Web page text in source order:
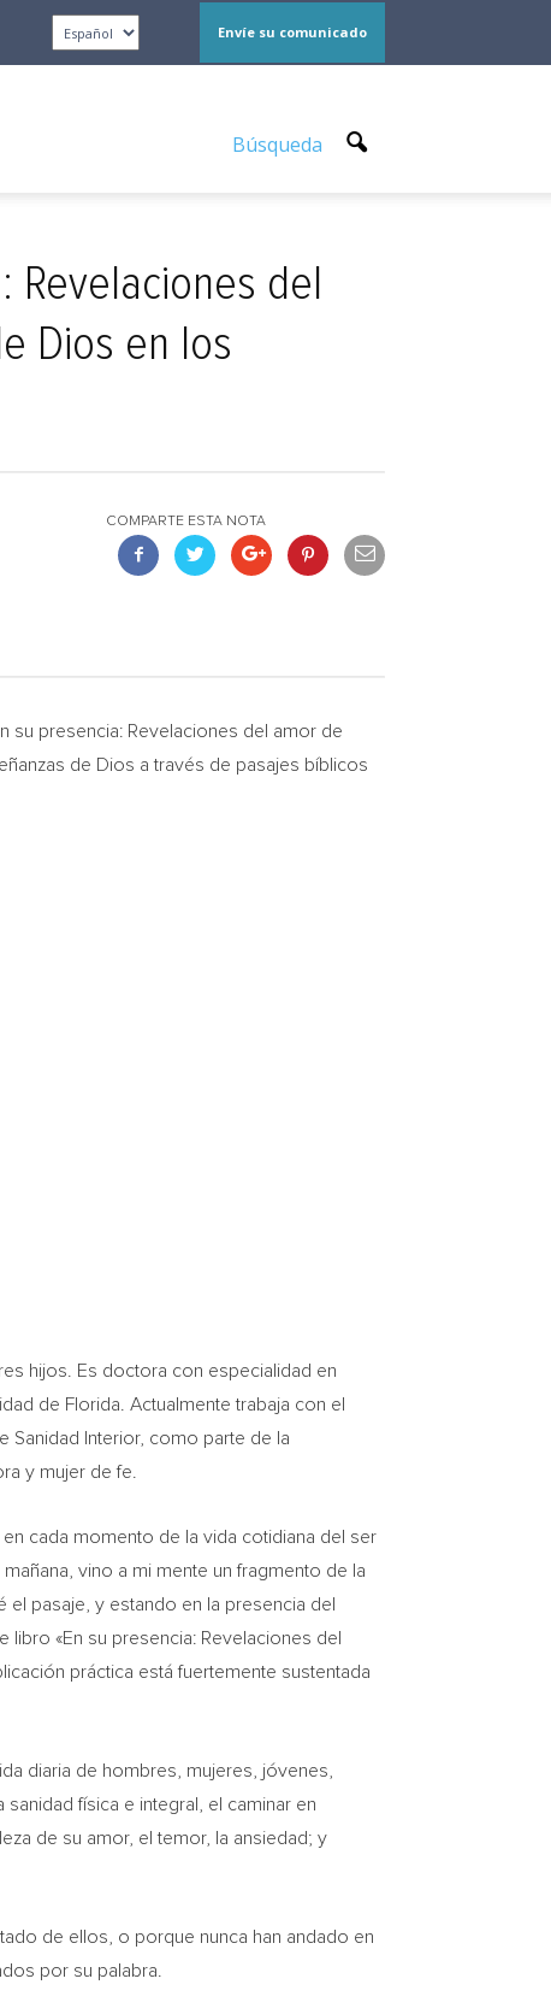
Envíe su comunicado
Búsqueda
Revelaciones del
Dios en los
COMPARTE ESTA NOTA
su presencia: Revelaciones del amor de
de Dios a través de pasajes bíblicos
hijos. Es doctora con especialidad en
de Florida . Actualmente trabaja con el
Sanidad Interior, como parte de la
y mujer de fe.
cada momento de la vida cotidiana del ser
vino a mi mente un fragmento de la
pasaje, y estando en la presencia del
«En su presencia: Revelaciones del
práctica está fuertemente sustentada
diaria de hombres, mujeres, jóvenes,
física e integral, el caminar en
de su amor, el temor, la ansiedad; y
de ellos, o porque nunca han andado en
por su palabra.